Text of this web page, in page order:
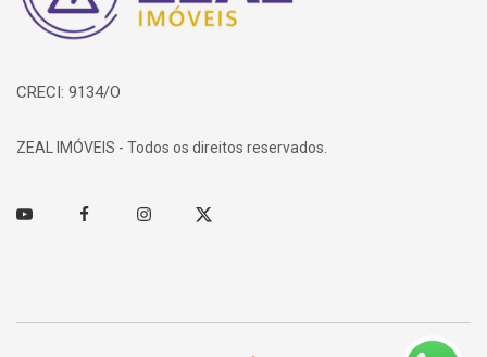
CRECI: 9134/O
ZEAL IMÓVEIS - Todos os direitos reservados.
Youtube FacebookInstagramTwitter